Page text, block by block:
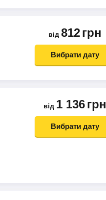
від 812грн
Вибрати дату
від 1 136грн
Вибрати дату